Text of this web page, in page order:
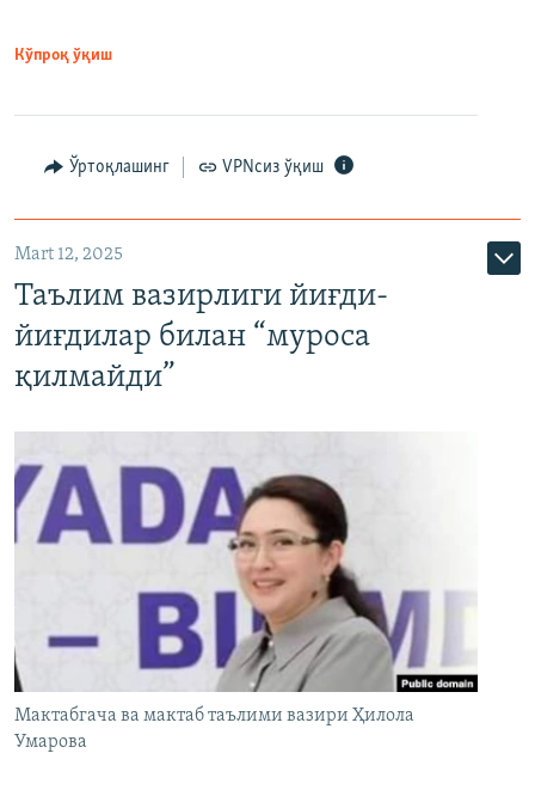
Кўпроқ ўқиш
Ўртоқлашинг VPNсиз ўқиш
Mart 12, 2025
Таълим вазирлиги йиғди-
йиғдилар билан “муроса
қилмайди”
Мактабгача ва мактаб таълими вазири Ҳилола
Умарова